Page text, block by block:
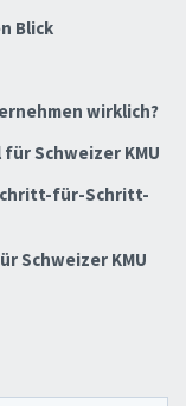
Blick
wirklich?
Schweizer KMU
für-Schritt-
Schweizer KMU